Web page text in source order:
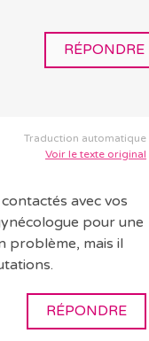
RÉPONDRE
Traduction automatique
Voir le texte original
avec vos
pour une
problème, mais il
RÉPONDRE